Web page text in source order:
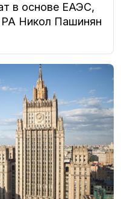
в основе ЕАЭС,
РА Никол Пашинян